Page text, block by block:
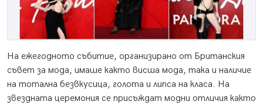
На ежегодното събитие, организирано от Британския
съвет за мода, имаше както висша мода, така и наличие
на тотална безвкусица, голота и липса на класа. На
звездната церемония се присъждат модни отличия както